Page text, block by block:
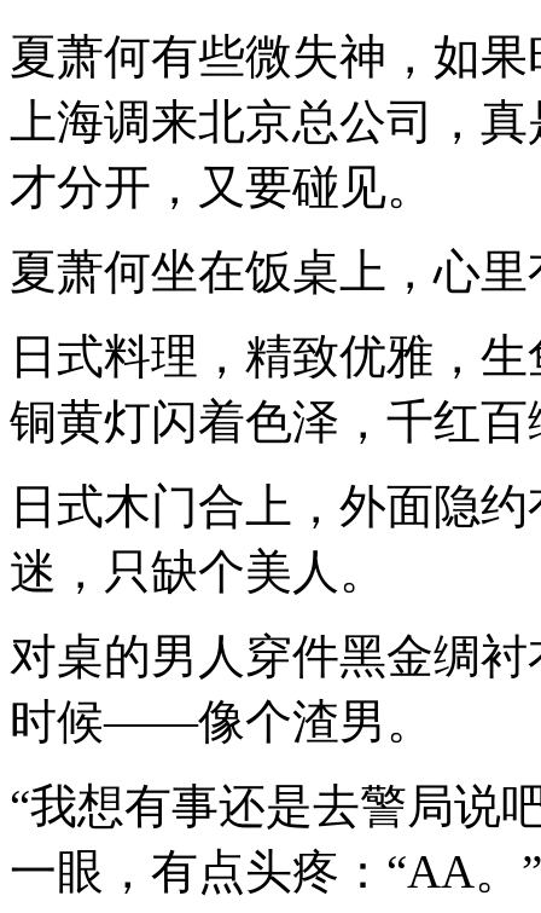
夏萧何有些微失神，如
上海调来北京总公司，
才分开，又要碰见。
夏萧何坐在饭桌上，心
日式料理，精致优雅，
铜黄灯闪着色泽，千红
日式木门合上，外面隐
迷，只缺个美人。
对桌的男人穿件黑金绸
时候——像个渣男。
“我想有事还是去警局
一眼，有点头疼：“AA。”